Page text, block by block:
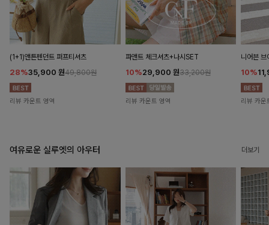
(1+1)앤튼펜던트 퍼프티셔츠
28%35,900 원49,800원
리뷰 카운트 영역
파앤트 체크셔츠+나시SET
10%29,900 원33,200원
리뷰 카운트 영역
니어븐 브
10%
리뷰 카운
여유로운 실루엣의 아우터 더보기